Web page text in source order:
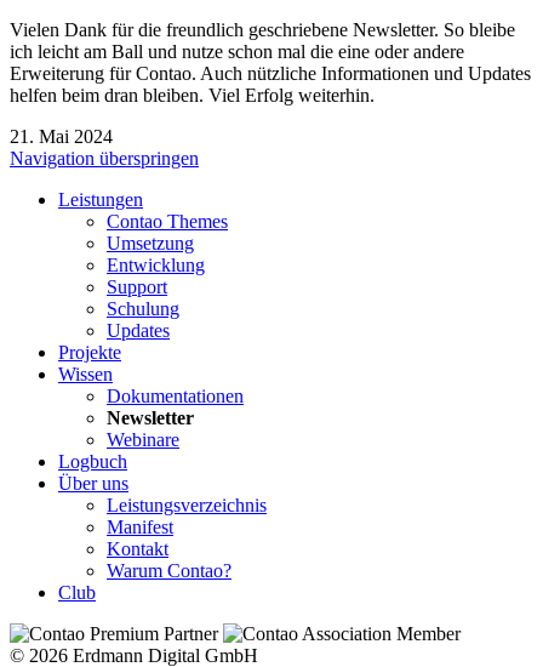
Vielen Dank für die freundlich geschriebene Newsletter. So bleibe
ich leicht am Ball und nutze schon mal die eine oder andere
Erweiterung für Contao. Auch nützliche Informationen und Updates
helfen beim dran bleiben. Viel Erfolg weiterhin.
21. Mai 2024
Navigation überspringen
Leistungen
Contao Themes
Umsetzung
Entwicklung
Support
Schulung
Updates
Projekte
Wissen
Dokumentationen
Newsletter
Webinare
Logbuch
Über uns
Leistungsverzeichnis
Manifest
Kontakt
Warum Contao?
Club
© 2026 Erdmann Digital GmbH